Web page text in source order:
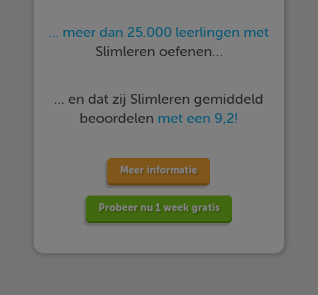
… meer dan 25.000 leerlingen met
Slimleren oefenen…
… en dat zij Slimleren gemiddeld
beoordelen met een 9,2!
Meer informatie
Probeer nu 1 week gratis